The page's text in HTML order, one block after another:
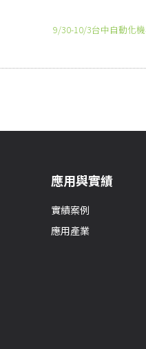
9/30-10/3台中自動化
應用與實績
實績案例
應用產業